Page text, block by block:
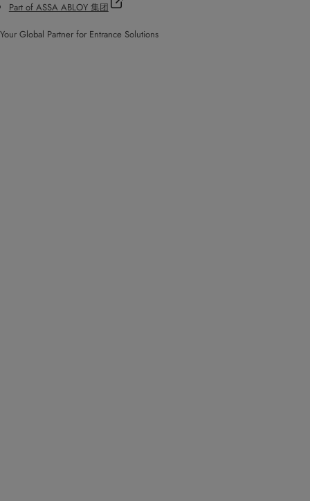
Part of ASSA ABLOY 集团
Your Global Partner for Entrance Solutions